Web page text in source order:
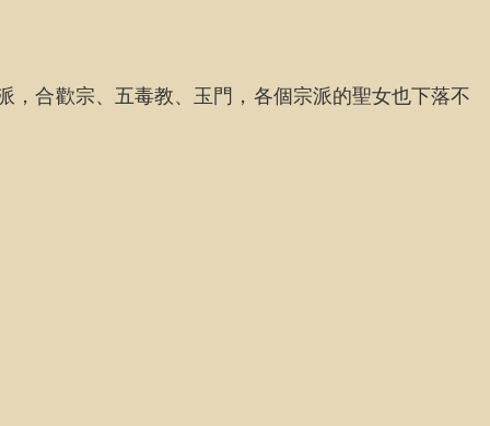
，合歡宗、五毒教、玉門，各個宗派的聖女也下落不